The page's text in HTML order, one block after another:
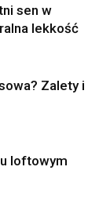
sen w
lekkość
Zalety i
loftowym